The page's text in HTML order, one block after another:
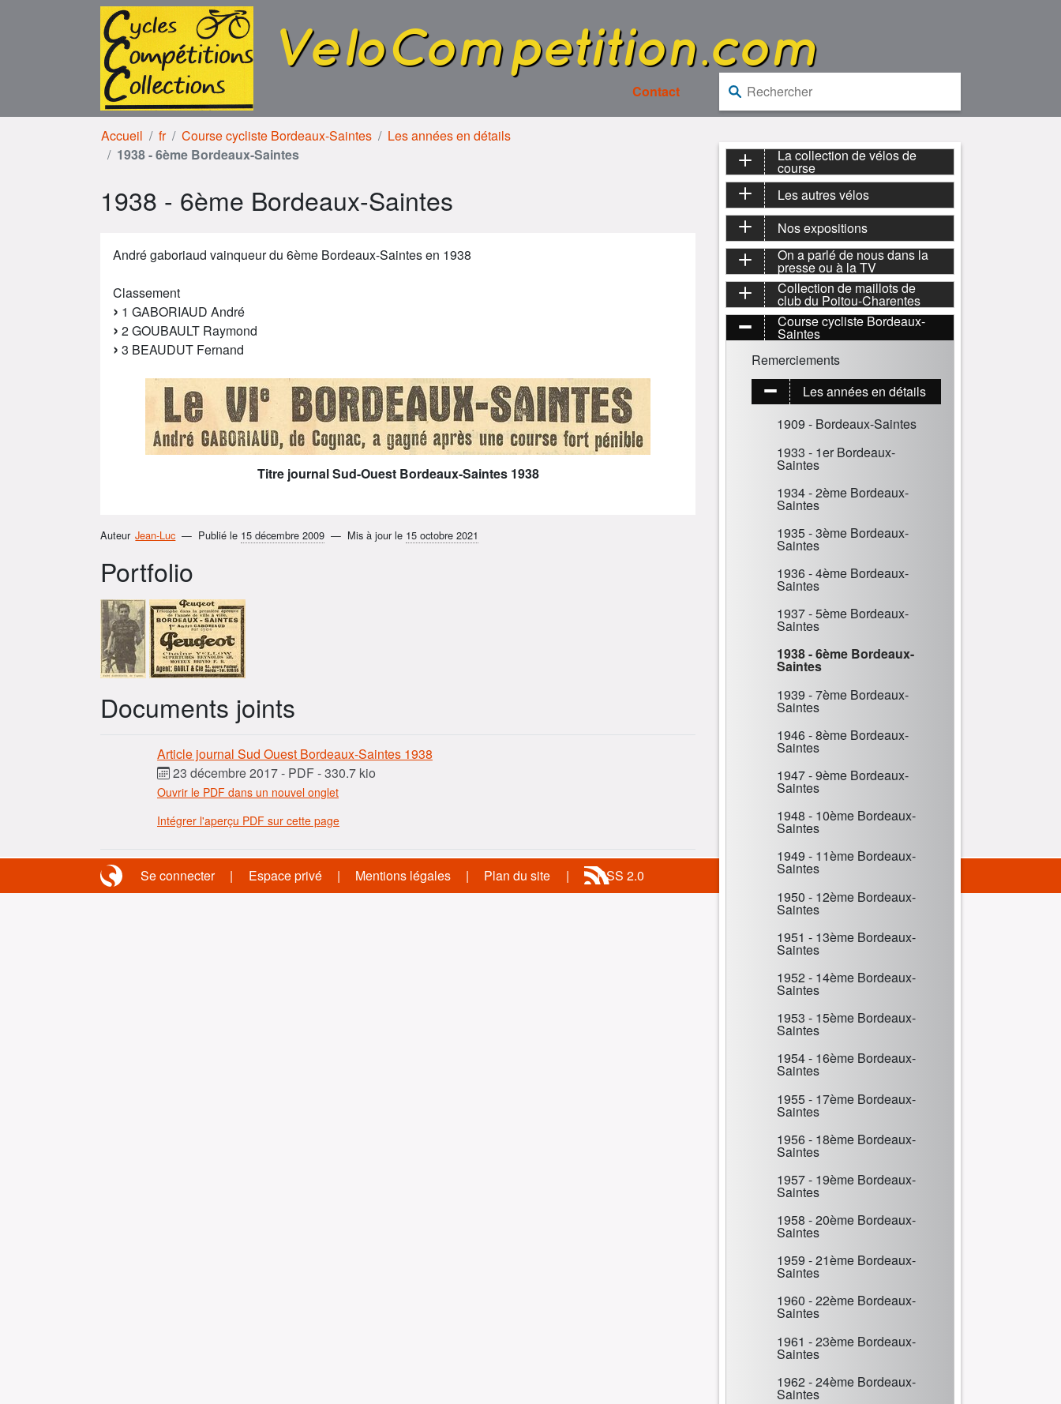
Aller à la navigation
VeloCompetition.com
Contact
Rechercher :
Accueil fr Course cycliste Bordeaux-Saintes
Les années en détails
1938 - 6ème Bordeaux-Saintes
1938 - 6ème Bordeaux-Saintes
André gaboriaud vainqueur du 6ème Bordeaux-Saintes en 1938
Classement
1 GABORIAUD André
2 GOUBAULT Raymond
3 BEAUDUT Fernand
Titre journal Sud-Ouest Bordeaux-Saintes 1938
Auteur Jean-Luc Publié le 15 décembre 2009 Mis à jour le 15 octobre 2021
Portfolio
Documents joints
Article journal Sud Ouest Bordeaux-Saintes 1938
23 décembre 2017- PDF-330.7 kio
Ouvrir le PDF dans un nouvel onglet
Intégrer l'aperçu PDF sur cette page
La collection de vélos de
course
Les autres vélos
Nos expositions
On a parlé de nous dans la
presse ou à la TV
Collection de maillots de
club du Poitou-Charentes
Course cycliste Bordeaux-
Saintes
Remerciements
Les années en détails
1909 - Bordeaux-Saintes
1933 - 1er Bordeaux-
Saintes
1934 - 2ème Bordeaux-
Saintes
1935 - 3ème Bordeaux-
Saintes
1936 - 4ème Bordeaux-
Saintes
1937 - 5ème Bordeaux-
Saintes
1938 - 6ème Bordeaux-
Saintes
1939 - 7ème Bordeaux-
Saintes
1946 - 8ème Bordeaux-
Saintes
1947 - 9ème Bordeaux-
Saintes
1948 - 10ème Bordeaux-
Saintes
1949 - 11ème Bordeaux-
Saintes
1950 - 12ème Bordeaux-
Saintes
1951 - 13ème Bordeaux-
Saintes
1952 - 14ème Bordeaux-
Saintes
1953 - 15ème Bordeaux-
Saintes
1954 - 16ème Bordeaux-
Saintes
1955 - 17ème Bordeaux-
Saintes
1956 - 18ème Bordeaux-
Saintes
1957 - 19ème Bordeaux-
Saintes
1958 - 20ème Bordeaux-
Saintes
1959 - 21ème Bordeaux-
Saintes
1960 - 22ème Bordeaux-
Saintes
1961 - 23ème Bordeaux-
Saintes
1962 - 24ème Bordeaux-
Saintes
Se connecter Espace privé Mentions légales Plan du site RSS 2.0